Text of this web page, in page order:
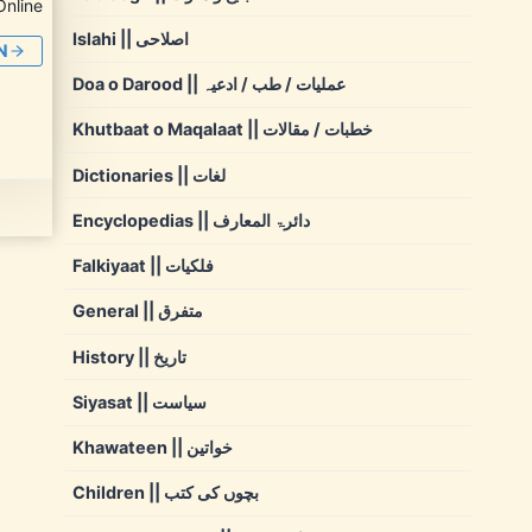
Islahi || اصلاحی
Doa o Darood || عملیات / طب / ادعیہ
Khutbaat o Maqalaat || خطبات / مقالات
Dictionaries || لغات
Encyclopedias || دائرۃ المعارف
Falkiyaat || فلکیات
General || متفرق
History || تاریخ
Siyasat || سیاست
Khawateen || خواتین
Children || بچوں کی کتب